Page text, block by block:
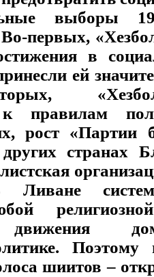
выборы
первых,
в
ей
к правилам
рост «Партии
странах
движения
шиитов –